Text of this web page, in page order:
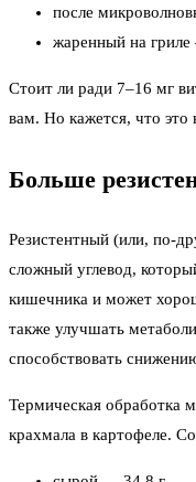
после
жаренный на
Стоит ли ради 7–16 мг
вам. Но кажется, что это
Больше
Резистентный (или, по-
сложный углевод,
кишечника и может
также улучшать
способствовать
Термическая обработка
крахмала в картофеле.